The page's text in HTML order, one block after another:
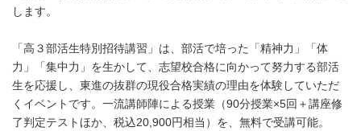
します。
「高３部活生特別招待講習」は、部活で培った「精神力」「体
力」「集中力」を生かして、志望校合格に向かって努力する部活
生を応援し、東進の抜群の現役合格実績の理由を体験していただ
くイベントです。一流講師陣による授業（90分授業×5回＋講座修
了判定テストほか、税込20,900円相当）を、無料で受講可能。